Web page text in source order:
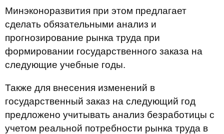
Минэконоразвития при этом предлагает
сделать обязательными анализ и
прогнозирование рынка труда при
формировании государственного заказа на
следующие учебные годы.
Также для внесения изменений в
государственный заказ на следующий год
предложено учитывать анализ безработицы с
учетом реальной потребности рынка труда в